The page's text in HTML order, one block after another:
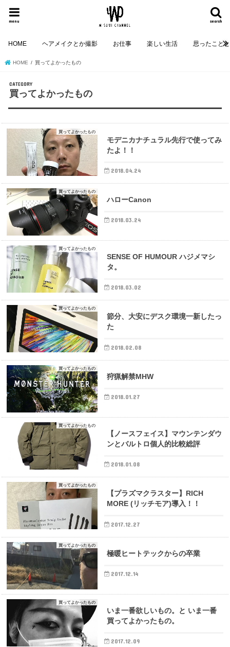
search
menu
HOME ヘアメイクとか撮影 お仕事 楽しい生活 思ったこと
HOME 買ってよかったもの
買ってよかったもの
買ってよかったもの
モデニカナチュラル先行で使ってみ
たよ！！
2018.04.24
買ってよかったもの
ハローCanon
2018.03.24
買ってよかったもの
SENSE OF HUMOUR ハジメマシ
タ。
2018.03.02
買ってよかったもの
節分、大安にデスク環境一新したっ
た
2018.02.08
買ってよかったもの
狩猟解禁MHW
2018.01.27
買ってよかったもの
【ノースフェイス】マウンテンダウ
ンとバルトロ個人的比較総評
2018.01.08
買ってよかったもの
【プラズマクラスター】RICH
MORE (リッチモア)導入！！
2017.12.27
買ってよかったもの
極暖ヒートテックからの卒業
2017.12.14
買ってよかったもの
いま一番欲しいもの。と いま一番
買ってよかったもの。
2017.12.09